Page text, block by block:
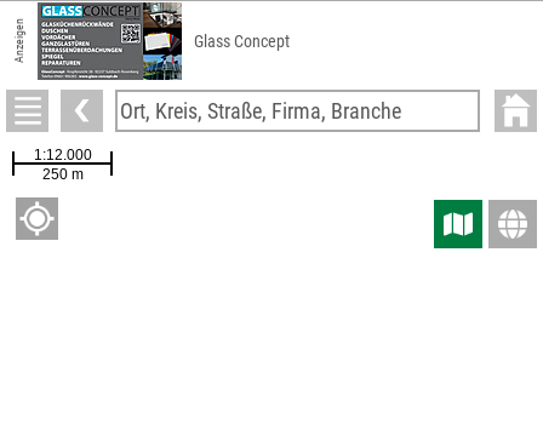
Anzeigen Glass Concept